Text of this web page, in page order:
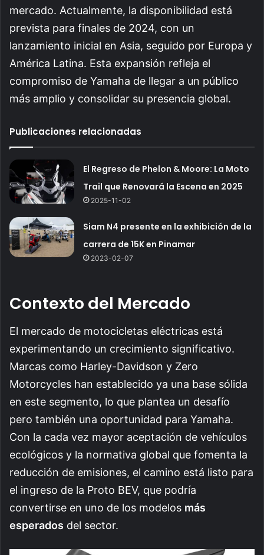
mercado. Actualmente, la disponibilidad está
prevista para finales de 2024, con un
lanzamiento inicial en Asia, seguido por Europa y
América Latina. Esta expansión refleja el
compromiso de Yamaha de llegar a un público
más amplio y consolidar su presencia global.
Publicaciones relacionadas
El Regreso de Phelon & Moore: La Moto
Trail que Renovará la Escena en 2025
2025-11-02
Siam N4 presente en la exhibición de la
carrera de 15K en Pinamar
2023-02-07
Contexto del Mercado
El mercado de motocicletas eléctricas está
experimentando un crecimiento significativo.
Marcas como Harley-Davidson y Zero
Motorcycles han establecido ya una base sólida
en este segmento, lo que plantea un desafío
pero también una oportunidad para Yamaha.
Con la cada vez mayor aceptación de vehículos
ecológicos y la normativa global que fomenta la
reducción de emisiones, el camino está listo para
el ingreso de la Proto BEV, que podría
convertirse en uno de los modelos más
esperados del sector.